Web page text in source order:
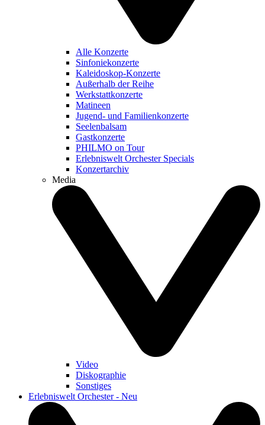
Alle Konzerte
Sinfoniekonzerte
Kaleidoskop-Konzerte
Außerhalb der Reihe
Werkstattkonzerte
Matineen
Jugend- und Familienkonzerte
Seelenbalsam
Gastkonzerte
PHILMO on Tour
Erlebniswelt Orchester Specials
Konzertarchiv
Media
Video
Diskographie
Sonstiges
Erlebniswelt Orchester - Neu